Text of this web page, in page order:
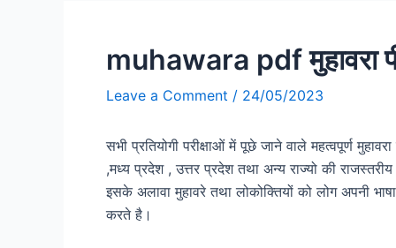
muhawara pdf मुहावरा
Leave a Comment / 24/05/2023
सभी प्रतियोगी परीक्षाओं में पूछे जाने वाले महत्वपूर्ण
,मध्य प्रदेश , उत्तर प्रदेश तथा अन्य राज्यो की
इसके अलावा मुहावरे तथा लोकोक्तियों को लोग अपनी
करते है।